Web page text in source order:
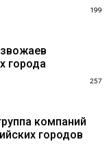
199
города
257
компаний
городов